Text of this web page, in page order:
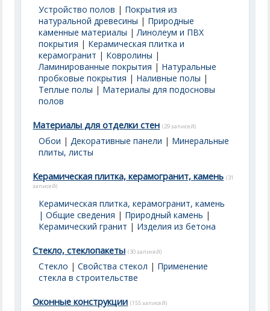
Устройство полов | Покрытия из
натуральной древесины | Природные
каменные материалы |Линолеум и ПВХ
покрытия | Керамическая плитка и
керамогранит | Ковролины |
Ламинированные покрытия | Натуральные
пробковые покрытия | Наливные полы |
Теплые полы | Материалы для подосновы
полов
Материалы для отделки стен (29 записей)
Обои |Декоративные панели | Минеральные
плиты, листы
Керамическая плитка, керамогранит, камень (31
записей)
Керамическая плитка, керамогранит, камень
| Общие сведения | Природный камень |
Керамический гранит | Изделия из бетона
Стекло, стеклопакеты (30 записей)
Стекло |Свойства стекол | Применение
стекла в строительстве
Оконные конструкции (155 записей)